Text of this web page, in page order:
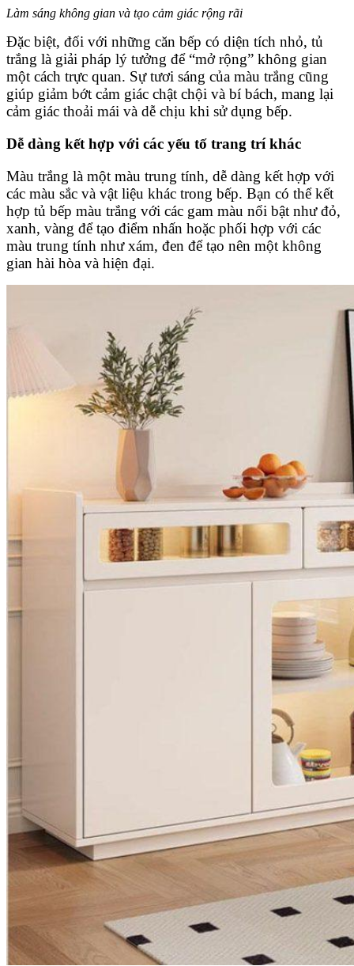
Làm sáng không gian và tạo cảm giác rộng rãi
Đặc biệt, đối với những căn bếp có diện tích nhỏ, tủ
trắng là giải pháp lý tưởng để “mở rộng” không gian
một cách trực quan. Sự tươi sáng của màu trắng cũng
giúp giảm bớt cảm giác chật chội và bí bách, mang lại
cảm giác thoải mái và dễ chịu khi sử dụng bếp.
Dễ dàng kết hợp với các yếu tố trang trí khác
Màu trắng là một màu trung tính, dễ dàng kết hợp với
các màu sắc và vật liệu khác trong bếp. Bạn có thể kết
hợp tủ bếp màu trắng với các gam màu nổi bật như đỏ,
xanh, vàng để tạo điểm nhấn hoặc phối hợp với các
màu trung tính như xám, đen để tạo nên một không
gian hài hòa và hiện đại.